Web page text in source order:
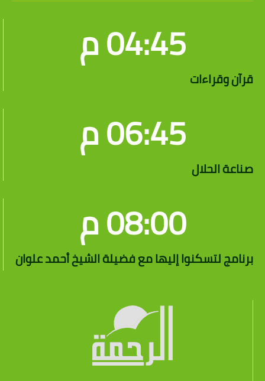
04:45 م
قرآن وقراءات
06:45 م
صناعة الحلال
08:00 م
برنامج لتسكنوا إليها مع فضيلة الشيخ أحمد علوان